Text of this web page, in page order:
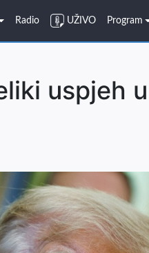
Radio UŽIVO Program
uspjeh u